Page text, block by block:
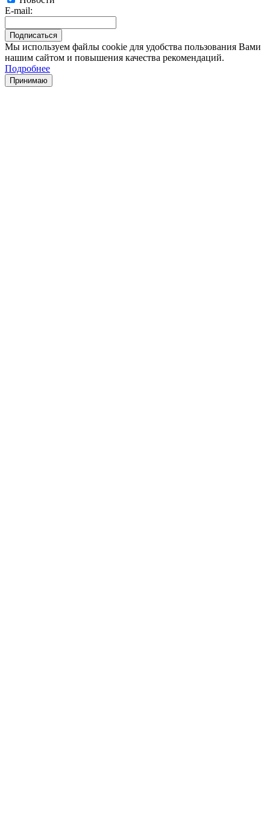
E-mail:
Мы используем файлы cookie для удобства пользования Вами
нашим сайтом и повышения качества рекомендаций.
Подробнее
Принимаю